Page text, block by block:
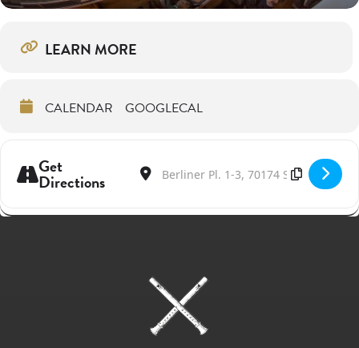
LEARN MORE
CALENDAR GOOGLECAL
Get
Directions
Address - Mit den Musici di Roma in der
Destination Address - Mit den Musici